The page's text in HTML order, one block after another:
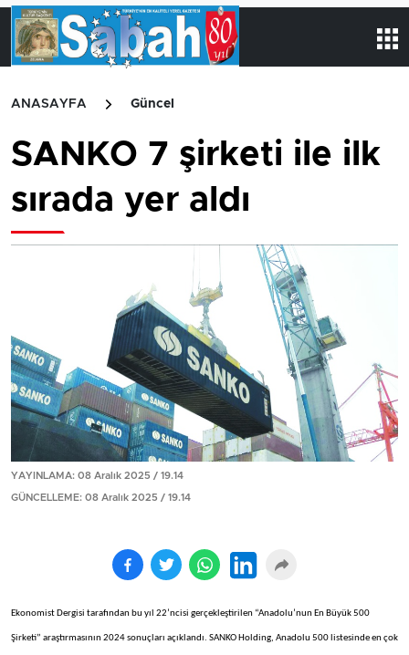
ANASAYFA Güncel
SANKO 7 şirketi ile ilk
sırada yer aldı
YAYINLAMA: 08 Aralık 2025 / 19.14
GÜNCELLEME: 08 Aralık 2025 / 19.14
Ekonomist Dergisi tarafından bu yıl 22’ncisi gerçekleştirilen “Anadolu’nun En Büyük 500
Şirketi” araştırmasının 2024 sonuçları açıklandı. SANKO Holding, Anadolu 500 listesinde en çok